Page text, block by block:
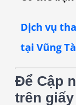
Dịch vụ
tại Vũng
Để Cập
trên